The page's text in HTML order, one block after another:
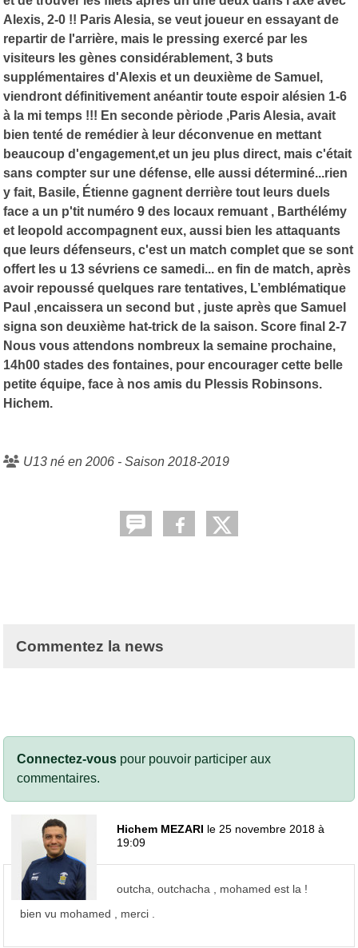
Alexis, 2-0 !! Paris Alesia, se veut joueur en essayant de
repartir de l'arrière, mais le pressing exercé par les
visiteurs les gènes considérablement, 3 buts
supplémentaires d'Alexis et un deuxième de Samuel,
viendront définitivement anéantir toute espoir alésien 1-6
à la mi temps !!! En seconde pèriode ,Paris Alesia, avait
bien tenté de remédier à leur déconvenue en mettant
beaucoup d'engagement,et un jeu plus direct, mais c'était
sans compter sur une défense, elle aussi déterminé...rien
y fait, Basile, Étienne gagnent derrière tout leurs duels
face a un p'tit numéro 9 des locaux remuant , Barthélémy
et leopold accompagnent eux, aussi bien les attaquants
que leurs défenseurs, c'est un match complet que se sont
offert les u 13 sévriens ce samedi... en fin de match, après
avoir repoussé quelques rare tentatives, L’emblématique
Paul ,encaissera un second but , juste après que Samuel
signa son deuxième hat-trick de la saison. Score final 2-7
Nous vous attendons nombreux la semaine prochaine,
14h00 stades des fontaines, pour encourager cette belle
petite équipe, face à nos amis du Plessis Robinsons.
Hichem.
U13 né en 2006 - Saison 2018-2019
Commentez la news
Connectez-vous pour pouvoir participer aux
commentaires.
Hichem MEZARI le 25 novembre 2018 à
19:09
outcha, outchacha , mohamed est la !
bien vu mohamed , merci .